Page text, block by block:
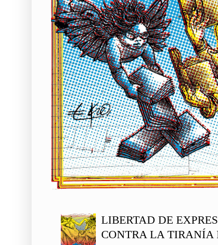
LIBERTAD DE
CONTRA LA TIRANÍA